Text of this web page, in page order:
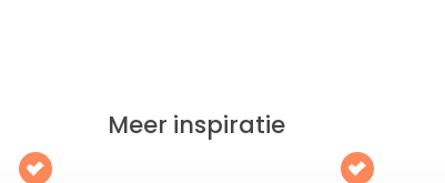
Meer inspiratie